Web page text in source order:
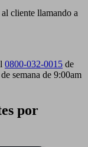
cliente llamando a
0800-032-0015 de
semana de 9:00am
por